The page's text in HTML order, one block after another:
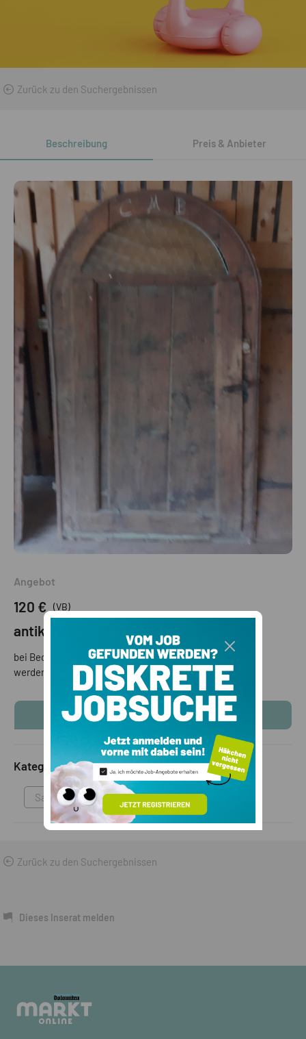
Zurück zu den Suchergebnissen
Beschreibung Preis & Anbieter
Angebot
120 € (VB)
antike Türe
bei Bedarf kann ein Foto der Rückseite der Tür geschickt
werden.
KONTAKTINFOS ANZEIGEN
Kategorie
Sammlungen & Antikes
Zurück zu den Suchergebnissen
Dieses Inserat melden